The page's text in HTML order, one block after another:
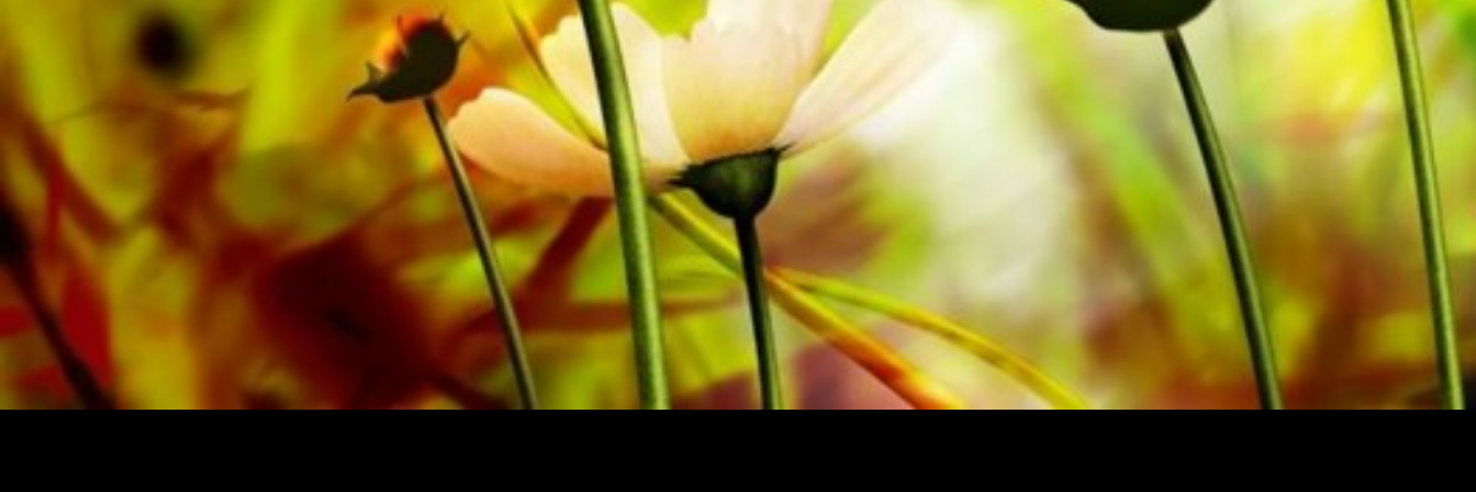
Notenpapier bietet einen guten Kontrast und schont die Augen bei schwierigen
Lichtverhältnissen. Die Lieferung für Privatkunden weltweit erfolgt ohne Versandkosten.
Bestellen Sie jetzt ihre Noten direkt im Obrasso Verlag.